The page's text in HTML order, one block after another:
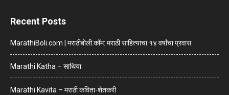
Recent Posts
MarathiBoli.com | मराठीबोली.कॉम: मराठी साहित्याचा १४ वर्षांचा प्रवास
Marathi Katha – साथिया
Marathi Kavita – मराठी कविता-शेतकरी